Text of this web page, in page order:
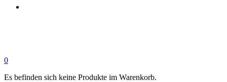
0
Es befinden sich keine Produkte im Warenkorb.